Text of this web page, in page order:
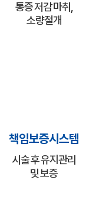
통증 저감 마취,
소량절개
책임보증시스템
시술 후 유지관리
및 보증